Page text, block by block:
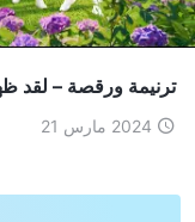
ترنيمة ورقصة – لقد
2024 مارس 21